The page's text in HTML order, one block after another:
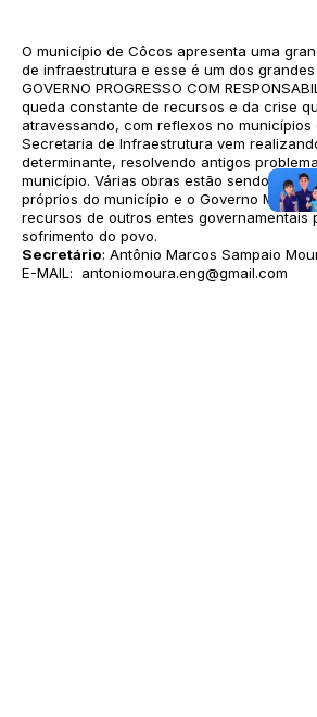
O município de Côcos apresenta uma
de infraestrutura e esse é um dos
GOVERNO PROGRESSO COM
queda constante de recursos e da crise
atravessando, com reflexos no
Secretaria de Infraestrutura vem
determinante, resolvendo antigos
município. Várias obras estão sendo
próprios do município e o Governo
recursos de outros entes governamentais
sofrimento do povo.
Secretário: Antônio Marcos Sampaio
E-MAIL: antoniomoura.eng@gmail.com